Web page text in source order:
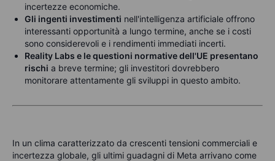
incertezze economiche.
Gli ingenti investimenti nell'intelligenza artificiale offrono
interessanti opportunità a lungo termine, anche se i costi
sono considerevoli e i rendimenti immediati incerti.
Reality Labs e le questioni normative dell'UE presentano
rischi a breve termine; gli investitori dovrebbero
monitorare attentamente gli sviluppi in questo ambito.
In un clima caratterizzato da crescenti tensioni commerciali e
incertezza globale, gli ultimi guadagni di Meta arrivano come